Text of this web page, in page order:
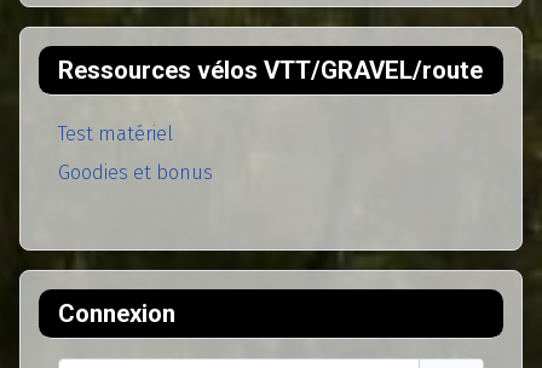
Ressources vélos VTT/GRAVEL/route
Test matériel
Goodies et bonus
Connexion